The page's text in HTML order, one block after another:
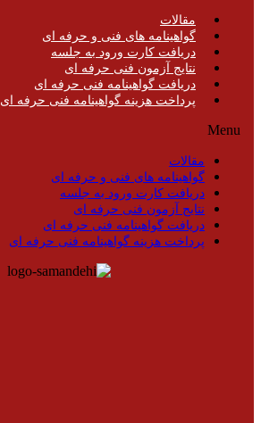
مقالات
گواهینامه های فنی و حرفه ای
دریافت کارت ورود به جلسه
نتایج آزمون فنی حرفه ای
دریافت گواهینامه فنی حرفه ای
پرداخت هزینه گواهینامه فنی حرفه ای
Menu
مقالات
گواهینامه های فنی و حرفه ای
دریافت کارت ورود به جلسه
نتایج آزمون فنی حرفه ای
دریافت گواهینامه فنی حرفه ای
پرداخت هزینه گواهینامه فنی حرفه ای